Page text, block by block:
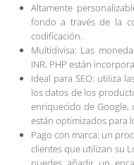
Altamente
fondo a través de la
codificación.
Multidivisa: Las
INR, PHP están
Ideal para SEO: utiliza
los datos de los
enriquecido de
están optimizados para
Pago con marca: un
clientes que utilizan su